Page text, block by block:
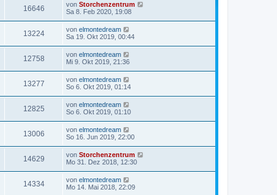
16646 von Storchenzentrum
Sa 8. Feb 2020, 19:08
13224 von elmontedream
Sa 19. Okt 2019, 00:44
12758 von elmontedream
Mi 9. Okt 2019, 21:36
13277 von elmontedream
So 6. Okt 2019, 01:14
12825 von elmontedream
So 6. Okt 2019, 01:10
13006 von elmontedream
So 16. Jun 2019, 22:00
14629 von Storchenzentrum
Mo 31. Dez 2018, 12:30
14334 von elmontedream
Mo 14. Mai 2018, 22:09